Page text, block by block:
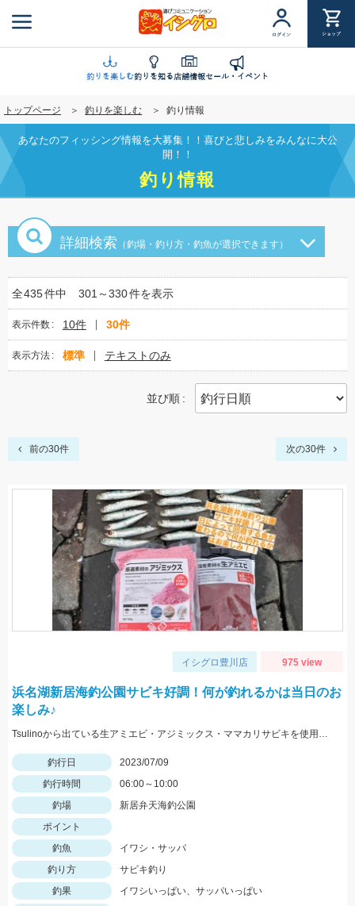
ン
に
移
動
ログイン ショップ
釣りを楽しむ釣りを知る店舗情報セール・イベント
トップページ 釣りを楽しむ 釣り情報
あなたのフィッシング情報を大募集！！喜びと悲しみをみんなに大公
開！！
釣り情報
詳細検索 （釣場・釣り方・釣魚が選択できます）
全435件中 301～330件を表示
表示件数 10件 30件
表示方法 標準 テキストのみ
並び順
前の30件 次の30件
イシグロ豊川店 975 view
浜名湖新居海釣公園サビキ好調！何が釣れるかは当日のお
楽しみ♪
Tsulinoから出ている生アミエビ・アジミックス・ママカリサビキを使用！針のサイズは5号がオススメ！
釣行日
2023/07/09
釣行時間
06:00～10:00
釣場
新居弁天海釣公園
ポイント
釣魚
イワシ・サッパ
釣り方
サビキ釣り
釣果
イワシいっぱい、サッパいっぱい